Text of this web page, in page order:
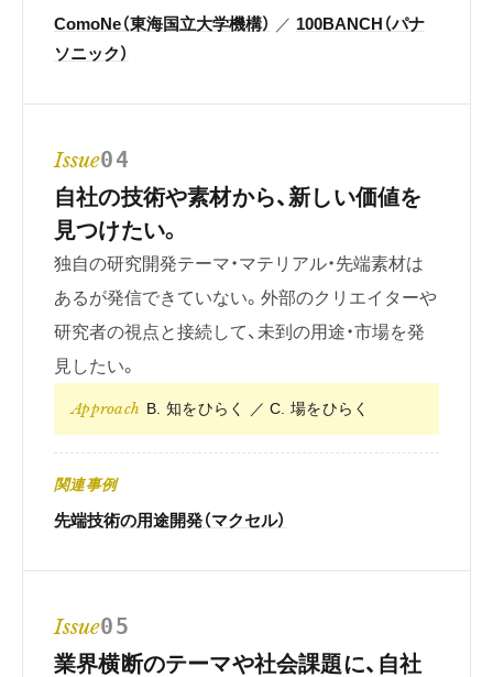
ComoNe（東海国立大学機構） ／ 100BANCH（パナ
ソニック）
Issue04
自社の技術や素材から、新しい価値を
見つけたい。
独自の研究開発テーマ・マテリアル・先端素材は
あるが発信できていない。外部のクリエイターや
研究者の視点と接続して、未到の用途・市場を発
見したい。
Approach B. 知をひらく ／ C. 場をひらく
関連事例
先端技術の用途開発（マクセル）
Issue05
業界横断のテーマや社会課題に、自社